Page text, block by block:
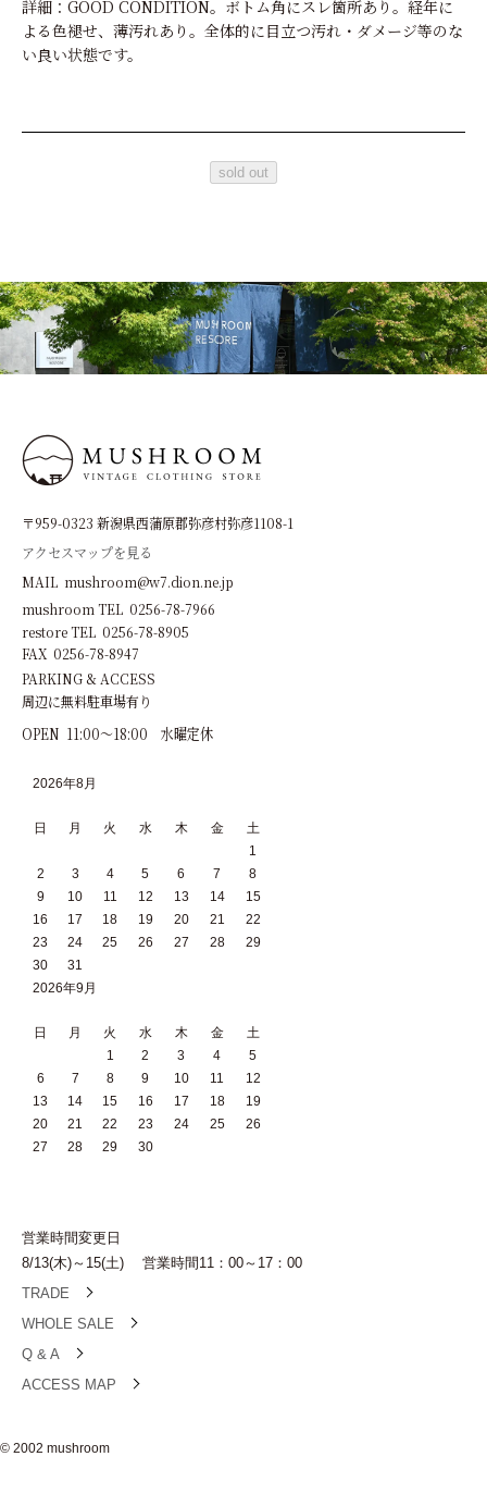
詳細：GOOD CONDITION。ボトム角にスレ箇所あり。経年に
よる色褪せ、薄汚れあり。全体的に目立つ汚れ・ダメージ等のな
い良い状態です。
sold out
〒959-0323 新潟県西蒲原郡弥彦村弥彦1108-1
アクセスマップを見る
MAIL mushroom@w7.dion.ne.jp
mushroom TEL 0256-78-7966
restore TEL 0256-78-8905
FAX 0256-78-8947
PARKING & ACCESS
周辺に無料駐車場有り
OPEN 11:00～18:00 水曜定休
2026年8月
日 月 火 水 木 金
土
1
2
3 4 5 6 7
8
9
10 11 12 13 14
15
16
17 18 19 20 21
22
23
24 25 26 27 28
29
30
31
2026年9月
日 月 火 水 木 金
土
1
2 3 4
5
6
7 8 9 10 11
12
13
14 15 16 17 18
19
20
21 22 23 24 25
26
27
28 29 30
TRADE
WHOLE SALE
Q & A
ACCESS MAP
営業時間変更日
8/13(木)～15(土) 営業時間11：00～17：00
© 2002 mushroom